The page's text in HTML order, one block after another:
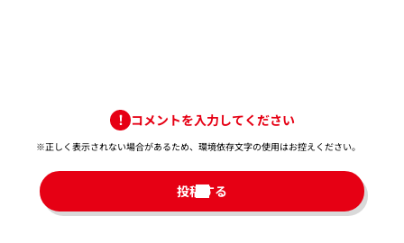
コメントを入力してください
※正しく表示されない場合があるため、環境依存文字の使用はお控えください。​
投稿する